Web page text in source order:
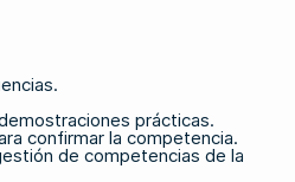
prácticas.
confirmar la competencia.
de competencias de la